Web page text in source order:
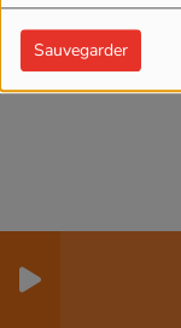
Sauvegarder